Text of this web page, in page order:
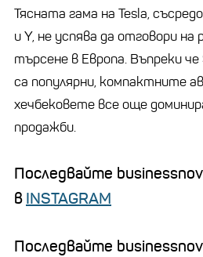
Тясната гама на Tesla,
и Y, не успява да отговори на
търсене в Европа. Въпреки
са популярни, компактните
хечбековете все още
продажби.
Последвайте
в INSTAGRAM
Последвайте